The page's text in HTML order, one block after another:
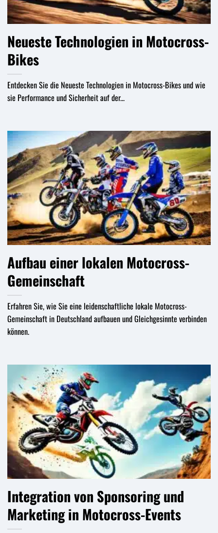
Neueste Technologien in Motocross-
Bikes
Entdecken Sie die Neueste Technologien in Motocross-Bikes und wie
sie Performance und Sicherheit auf der...
Aufbau einer lokalen Motocross-
Gemeinschaft
Erfahren Sie, wie Sie eine leidenschaftliche lokale Motocross-
Gemeinschaft in Deutschland aufbauen und Gleichgesinnte verbinden
können.
Integration von Sponsoring und
Marketing in Motocross-Events